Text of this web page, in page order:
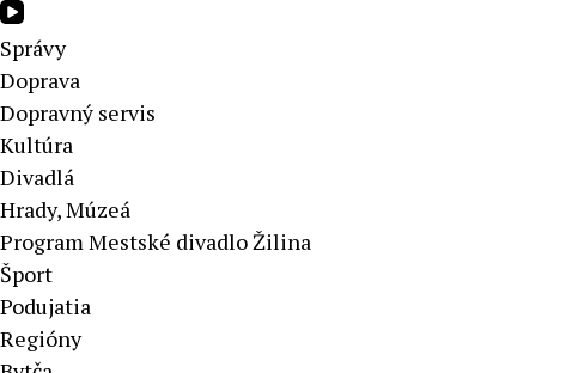
Správy
Doprava
Dopravný servis
Kultúra
Divadlá
Hrady, Múzeá
Program Mestské divadlo Žilina
Šport
Podujatia
Regióny